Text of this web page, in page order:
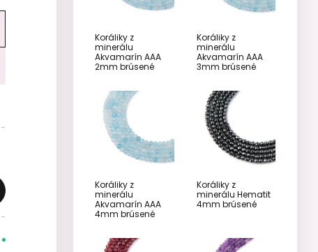
Koráliky z
minerálu
Akvamarín AAA
2mm brúsené
Koráliky z
minerálu
Akvamarín AAA
3mm brúsené
Koráliky z
minerálu
Akvamarín AAA
4mm brúsené
Koráliky z
minerálu Hematit
4mm brúsené